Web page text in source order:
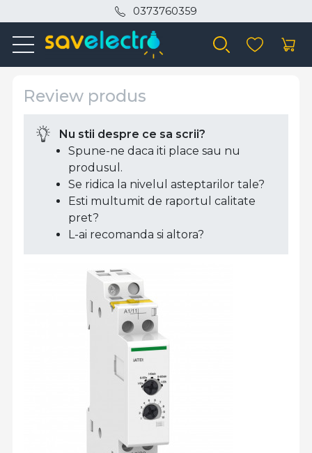
0373760359
Review produs
Nu stii despre ce sa scrii?
Spune-ne daca iti place sau nu
produsul.
Se ridica la nivelul asteptarilor tale?
Esti multumit de raportul calitate
pret?
L-ai recomanda si altora?